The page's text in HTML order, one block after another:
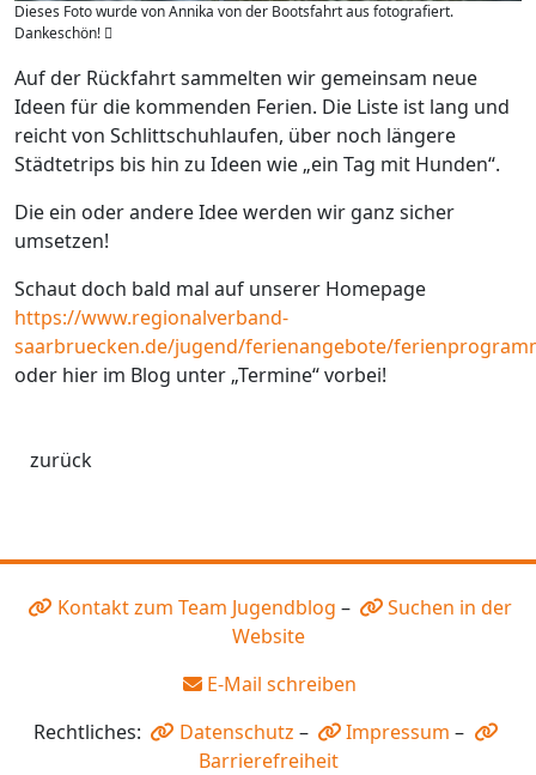
Dieses Foto wurde von Annika von der Bootsfahrt aus fotografiert.
Dankeschön! 
Auf der Rückfahrt sammelten wir gemeinsam neue
Ideen für die kommenden Ferien. Die Liste ist lang und
reicht von Schlittschuhlaufen, über noch längere
Städtetrips bis hin zu Ideen wie „ein Tag mit Hunden“.
Die ein oder andere Idee werden wir ganz sicher
umsetzen!
Schaut doch bald mal auf unserer Homepage
https://www.regionalverband-
saarbruecken.de/jugend/ferienangebote/
oder hier im Blog unter „Termine“ vorbei!
zurück
Kontakt zum Team Jugendblog –
Suchen in der
Website
E-Mail schreiben
Rechtliches:
Datenschutz – Impressum –
Barrierefreiheit